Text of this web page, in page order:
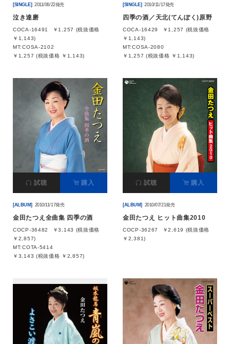
[SINGLE] 2011/06/22発売
泣き達磨
COCA-16491
￥1,257 (税抜価格
￥1,143)
MT:COSA-2102
￥1,257 (税抜価格 ￥1,143)
[SINGLE] 2010/11/17発売
四季の酒／天北(てんぽく)原野
COCA-16429
￥1,257 (税抜価格
￥1,143)
MT:COSA-2080
￥1,257 (税抜価格 ￥1,143)
試聴 購入
[ALBUM] 2010/11/17発売
金田たつえ全曲集 四季の酒
COCP-36482
￥3,143 (税抜価格
￥2,857)
MT:COTA-5414
￥3,143 (税抜価格 ￥2,857)
試聴 購入
[ALBUM] 2010/07/21発売
金田たつえ ヒット曲集2010
COCP-36267
￥2,619 (税抜価格
￥2,381)